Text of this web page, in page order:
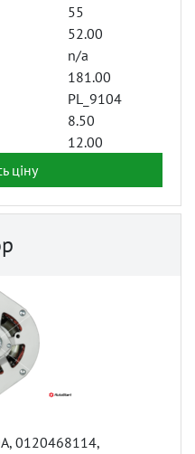
55
52.00
n/a
181.00
PL_9104
8.50
12.00
ціну
0120468114,